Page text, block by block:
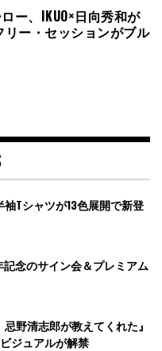
ー、IKUO×日向秀和が
ー・セッションがブル
Tシャツが13色展開で新登
記念のサイン会＆プレミアム
野清志郎が教えてくれた』
ジュアルが解禁